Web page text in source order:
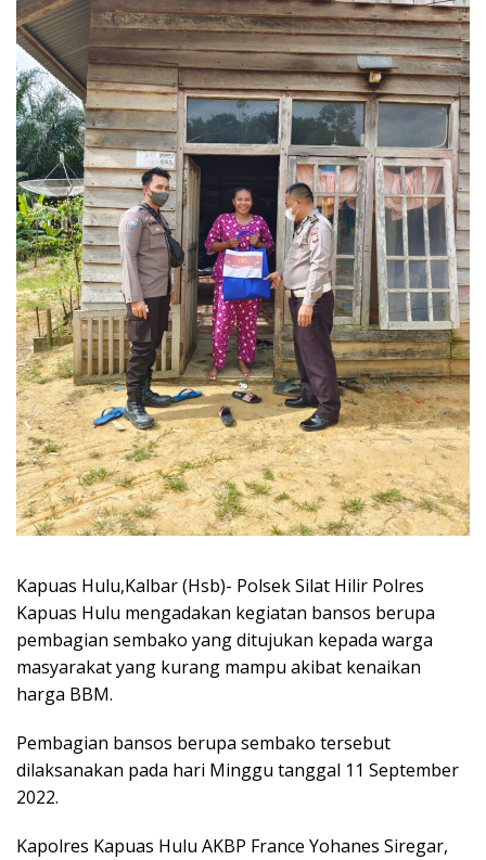
Kapuas Hulu,Kalbar (Hsb)- Polsek Silat Hilir Polres
Kapuas Hulu mengadakan kegiatan bansos berupa
pembagian sembako yang ditujukan kepada warga
masyarakat yang kurang mampu akibat kenaikan
harga BBM.
Pembagian bansos berupa sembako tersebut
dilaksanakan pada hari Minggu tanggal 11 September
2022.
Kapolres Kapuas Hulu AKBP France Yohanes Siregar,